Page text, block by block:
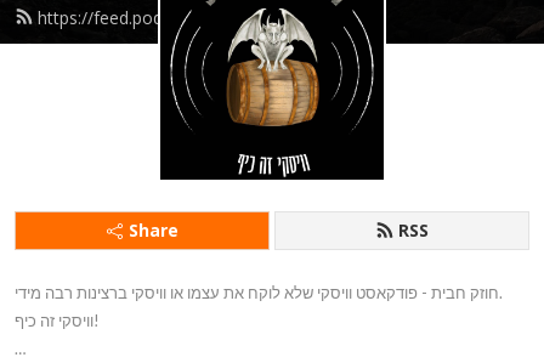
https://feed.podbean.com/theomef/feed.xml
Share RSS
חוזק חבית - פודקאסט וויסקי שלא לוקח את עצמו או וויסקי ברצינות רבה מידי.
וויסקי זה כיף!